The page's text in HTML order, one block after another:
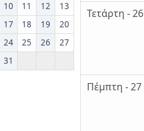
10 11 12
13
17 18 19
20
24 25 26
27
31
Τετάρτη - 26
Πέμπτη - 27